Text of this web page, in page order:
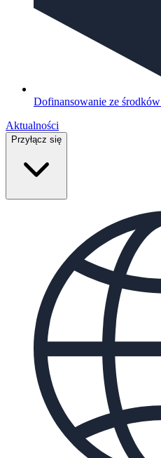
Dofinansowanie ze
Aktualności
Przyłącz się